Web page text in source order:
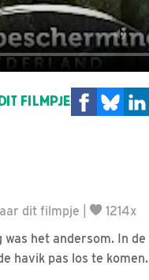
FILMPJE
dit filmpje
1214x
het andersom. In de
havik pas los te komen.